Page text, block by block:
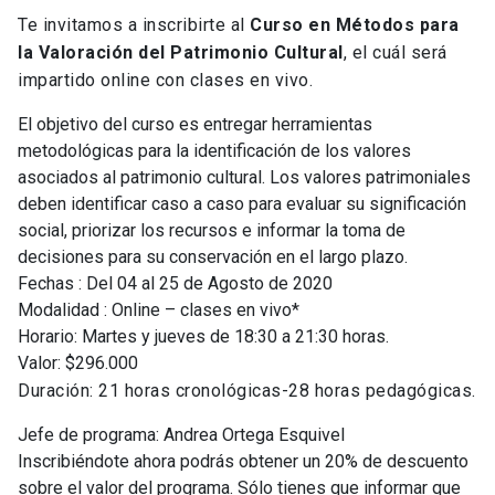
Te invitamos a inscribirte al Curso en Métodos para
la Valoración del Patrimonio Cultural , el cuál será
impartido online con clases en vivo.
El objetivo del curso es entregar herramientas
metodológicas para la identificación de los valores
asociados al patrimonio cultural. Los valores patrimoniales
deben identificar caso a caso para evaluar su significación
social, priorizar los recursos e informar la toma de
decisiones para su conservación en el largo plazo.
Fechas : Del 04 al 25 de Agosto de 2020
Modalidad : Online – clases en vivo*
Horario: Martes y jueves de 18:30 a 21:30 horas.
Valor: $296.000
Duración: 21 horas cronológicas-28 horas pedagógicas.
Jefe de programa: Andrea Ortega Esquivel
Inscribiéndote ahora podrás obtener un 20% de descuento
sobre el valor del programa. Sólo tienes que informar que